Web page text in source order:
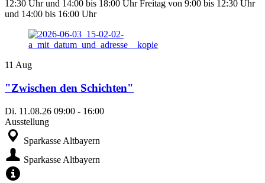
12:30 Uhr und 14:00 bis 18:00 Uhr Freitag von 9:00 bis 12:30 Uhr
und 14:00 bis 16:00 Uhr
11 Aug
"Zwischen den Schichten"
Di. 11.08.26 09:00 - 16:00
Ausstellung
Sparkasse Altbayern
Sparkasse Altbayern